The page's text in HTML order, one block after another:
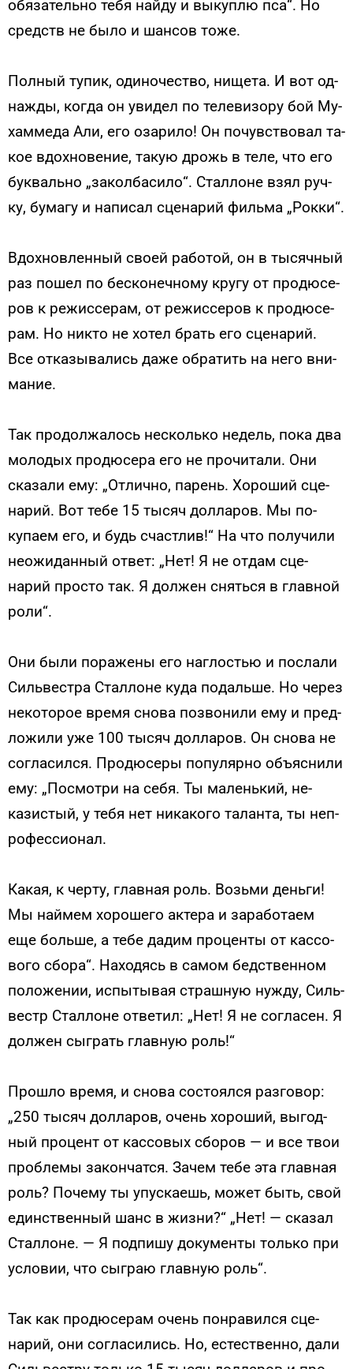
обя­затель­но те­бя най­ду и вы­куп­лю пса“. Но
средств не бы­ло и шан­сов то­же.
Пол­ный ту­пик, оди­ночес­тво, ни­щета. И вот од­
нажды, ког­да он уви­дел по те­леви­зору бой Му­
хам­ме­да Али, его оза­рило! Он по­чувс­тво­вал та­
кое вдох­но­вение, та­кую дрожь в те­ле, что его
бук­валь­но „за­кол­ба­сило“. Стал­ло­не взял руч­
ку, бу­магу и на­писал сце­нарий филь­ма „Рок­ки“.
Вдох­новлен­ный сво­ей ра­ботой, он в ты­сяч­ный
раз по­шел по бес­ко­неч­но­му кру­гу от про­дюсе­
ров к ре­жис­се­рам, от ре­жис­се­ров к про­дюсе­
рам. Но ник­то не хо­тел брать его сце­нарий.
Все от­ка­зыва­лись да­же об­ра­тить на не­го вни­
мание.
Так про­дол­жа­лось нес­коль­ко не­дель, по­ка два
мо­лодых про­дюсе­ра его не про­чита­ли. Они
ска­зали ему: „От­лично, па­рень. Хо­роший сце­
нарий. Вот те­бе 15 ты­сяч дол­ла­ров. Мы по­
купа­ем его, и будь счас­тлив!“ На что по­лучи­ли
не­ожи­дан­ный от­вет: „Нет! Я не от­дам сце­
нарий прос­то так. Я дол­жен снять­ся в глав­ной
ро­ли“.
Они бы­ли по­раже­ны его наг­лостью и пос­ла­ли
Силь­вес­тра Стал­ло­не ку­да по­даль­ше. Но че­рез
не­кото­рое вре­мя сно­ва поз­во­нили ему и пред­
ло­жили уже 100 ты­сяч дол­ла­ров. Он сно­ва не
сог­ла­сил­ся. Про­дюсе­ры по­пуляр­но объ­яс­ни­ли
ему: „Пос­мотри на се­бя. Ты ма­лень­кий, не­
казис­тый, у те­бя нет ни­како­го та­лан­та, ты неп­
ро­фес­си­онал.
Ка­кая, к чер­ту, глав­ная роль. Возь­ми день­ги!
Мы най­мем хо­роше­го ак­те­ра и за­рабо­та­ем
еще боль­ше, а те­бе да­дим про­цен­ты от кас­со­
вого сбо­ра“. На­ходясь в са­мом бедс­твен­ном
по­ложе­нии, ис­пы­тывая страш­ную нуж­ду, Силь­
вестр Стал­ло­не от­ве­тил: „Нет! Я не сог­ла­сен. Я
дол­жен сыг­рать глав­ную роль!“
Прош­ло вре­мя, и сно­ва сос­то­ял­ся раз­го­вор:
„250 ты­сяч дол­ла­ров, очень хо­роший, вы­год­
ный про­цент от кас­со­вых сбо­ров — и все твои
проб­ле­мы за­кон­чатся. За­чем те­бе эта глав­ная
роль? По­чему ты упус­ка­ешь, мо­жет быть, свой
единс­твен­ный шанс в жиз­ни?“ „Нет! — ска­зал
Стал­ло­не. — Я под­пи­шу до­кумен­ты толь­ко при
ус­ло­вии, что сыг­раю глав­ную роль“.
Так как про­дюсе­рам очень пон­ра­вил­ся сце­
нарий, они сог­ла­сились. Но, ес­тес­твен­но, да­ли